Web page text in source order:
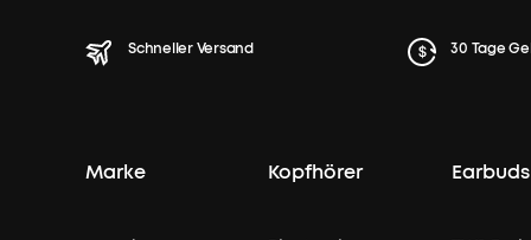
Schneller Versand 30 Tage
Marke Kopfhörer Earbuds